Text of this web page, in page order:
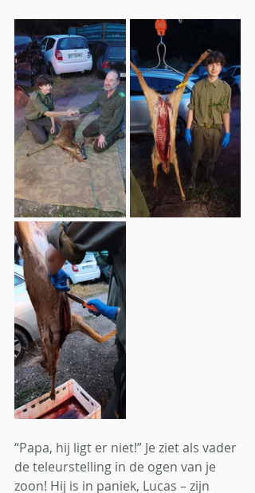
“Papa, hij ligt er niet!” Je ziet als vader
de teleurstelling in de ogen van je
zoon! Hij is in paniek, Lucas – zijn